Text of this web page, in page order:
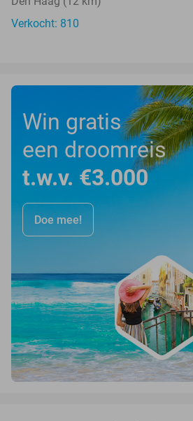
Verkocht: 810
Win gratis
een droomreis
t.w.v. €3.000
Doe mee!